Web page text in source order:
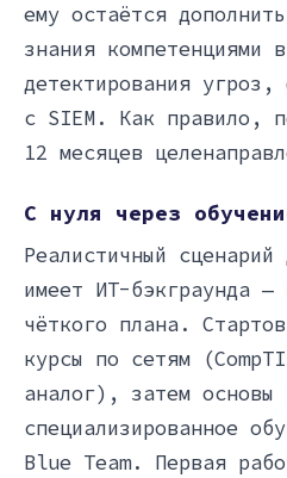
ему остаётся
знания компетенциями
детектирования угроз,
с SIEM. Как правило,
12 месяцев
С нуля через
Реалистичный
имеет ИТ-бэкграунда —
чёткого плана.
курсы по сетям
аналог), затем
специализированное
Blue Team. Первая